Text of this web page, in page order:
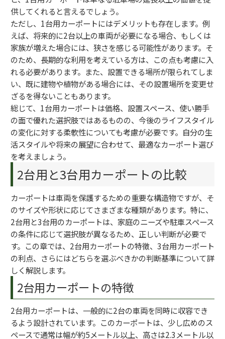
供してくれると言えるでしょう。
ただし、1台用カーポートにはデメリットも存在します。例
えば、将来的に2台以上の車両が必要になる場合、もしくは
家族が増えた場合には、狭さを感じる可能性があります。そ
のため、長期的な利用を考えている方は、この点も考慮に入
れる必要があります。また、設置できる場所が限られてしま
い、既に建物や植物がある場合には、その設置場所を変更せ
ざるを得ないこともあります。
総じて、1台用カーポートは価格、設置スペース、使い勝手
の面で優れた選択肢ではあるものの、今後のライフスタイル
の変化に対する柔軟性についても考慮が必要です。自分の生
活スタイルや将来の展望に合わせて、最適なカーポート選び
を考えましょう。
2台用と3台用カーポートの比較
カーポートは車両を保護するための重要な構造物ですが、そ
のサイズや形状に応じてさまざまな種類があります。特に、
2台用と3台用のカーポートは、家庭のニーズや駐車スペース
の条件に応じて選択肢が異なるため、正しい判断が必要で
す。この章では、2台用カーポートの特徴、3台用カーポート
の利点、さらにはどちらを選ぶべきかの判断基準について詳
しく解説します。
2台用カーポートの特徴
2台用カーポートは、一般的に2台の車両を同時に収容でき
るよう設計されています。このカーポートは、少し広めのス
ペースで通常は幅が約5メートル以上、高さは2.3メートル以